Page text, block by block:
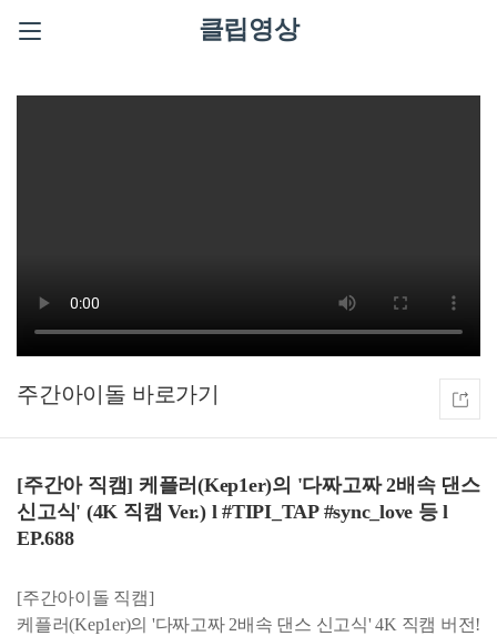
클립영상
주간아이돌
[주간아 직캠] 케플러(Kep1er)의 '다짜고짜 2배속 댄스
신고식' (4K 직캠 Ver.) l #TIPI_TAP #sync_love 등 l
EP.688
[주간아이돌 직캠]
케플러(Kep1er)의 '다짜고짜 2배속 댄스 신고식' 4K 직캠 버전!